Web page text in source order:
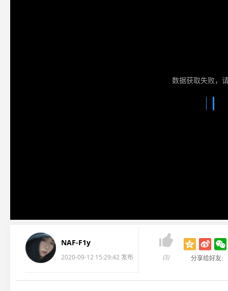
数据获取失败，
NAF-F1y
2020-09-12 15:29:42 发布

(3) 分享给好友: